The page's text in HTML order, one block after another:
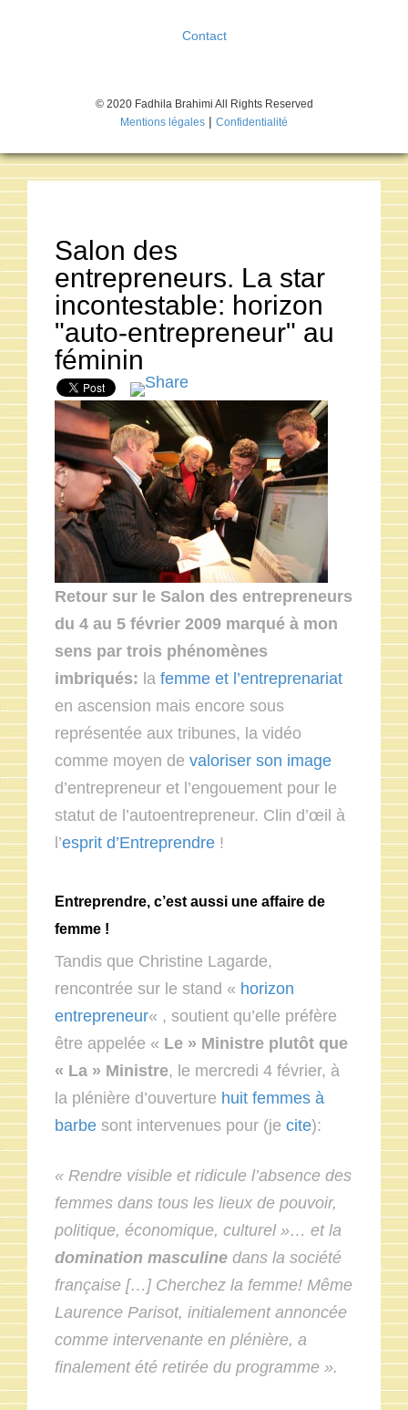
Contact
© 2020 Fadhila Brahimi All Rights Reserved
Mentions légales | Confidentialité
Salon des
entrepreneurs. La star
incontestable: horizon
"auto-entrepreneur" au
féminin
Retour sur le Salon des entrepreneurs
du 4 au 5 février 2009 marqué à mon
sens par trois phénomènes
imbriqués: la femme et l’entreprenariat
en ascension mais encore sous
représentée aux tribunes, la vidéo
comme moyen de valoriser son image
d’entrepreneur et l’engouement pour le
statut de l’autoentrepreneur. Clin d’œil à
l’esprit d’Entreprendre !
Entreprendre, c’est aussi une affaire de
femme !
Tandis que Christine Lagarde,
rencontrée sur le stand « horizon
entrepreneur« , soutient qu’elle préfère
être appelée « Le » Ministre plutôt que
« La » Ministre, le mercredi 4 février, à
la plénière d’ouverture huit femmes à
barbe sont intervenues pour (je cite):
« Rendre visible et ridicule l’absence des
femmes dans tous les lieux de pouvoir,
politique, économique, culturel »… et la
domination masculine dans la société
française […] Cherchez la femme! Même
Laurence Parisot, initialement annoncée
comme intervenante en plénière, a
finalement été retirée du programme ».